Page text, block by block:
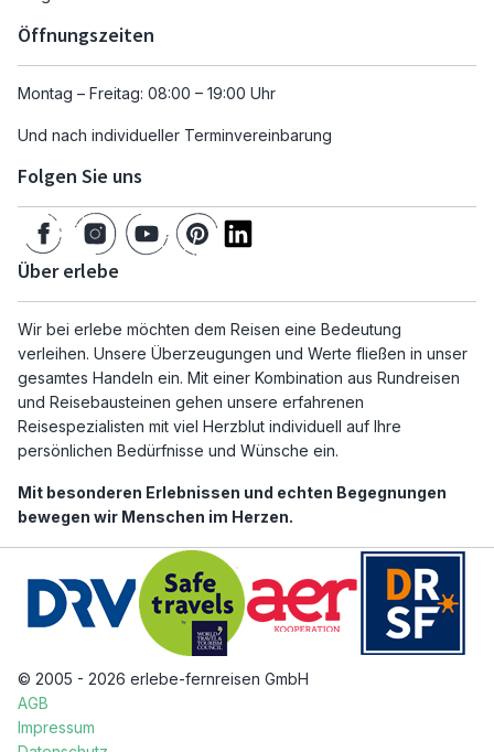
Öffnungszeiten
Montag – Freitag: 08:00 – 19:00 Uhr
Und nach individueller Terminvereinbarung
Folgen Sie uns
Über erlebe
Wir bei erlebe möchten dem Reisen eine Bedeutung
verleihen. Unsere Überzeugungen und Werte fließen in unser
gesamtes Handeln ein. Mit einer Kombination aus Rundreisen
und Reisebausteinen gehen unsere erfahrenen
Reisespezialisten mit viel Herzblut individuell auf Ihre
persönlichen Bedürfnisse und Wünsche ein.
Mit besonderen Erlebnissen und echten Begegnungen
bewegen wir Menschen im Herzen.
© 2005 - 2026 erlebe-fernreisen GmbH
AGB
Impressum